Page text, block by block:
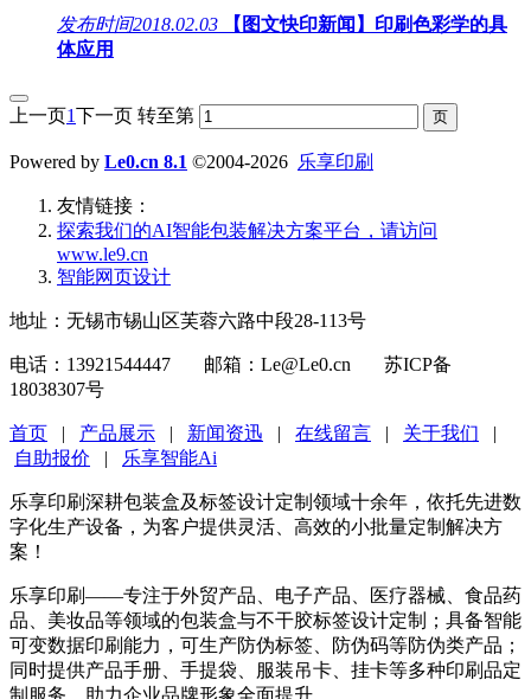
发布时间2018.02.03
【图文快印新闻】印刷色彩学的具
体应用
上一页1下一页 转至第
Powered by Le0.cn 8.1 ©2004-2026 乐享印刷
友情链接：
探索我们的‌AI智能包装解决方案平台‌，请访问
www.le9.cn
智能网页设计
地址：无锡市锡山区芙蓉六路中段28-113号
电话：13921544447 邮箱：Le@Le0.cn 苏ICP备
18038307号
首页 | 产品展示 | 新闻资迅 | 在线留言 | 关于我们 |
自助报价 | 乐享智能Ai
乐享印刷深耕包装盒及标签设计定制领域十余年，依托先进数
字化生产设备，为客户提供灵活、高效的小批量定制解决方
案！
乐享印刷——专注于外贸产品、电子产品、医疗器械、食品药
品、美妆品等领域的包装盒与不干胶标签设计定制；具备智能
可变数据印刷能力，可生产防伪标签、防伪码等防伪类产品；
同时提供产品手册、手提袋、服装吊卡、挂卡等多种印刷品定